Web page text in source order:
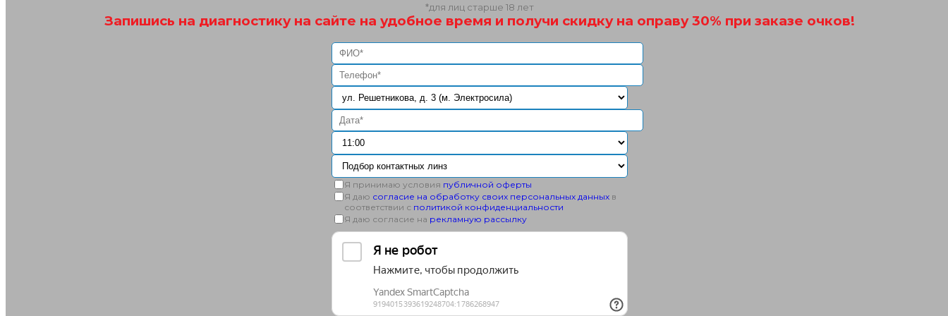
*для лиц старше 18 лет
Запишись на диагностику на сайте на удобное время и получи скидку на оправу 30% при заказе очков!
Я принимаю условия публичной оферты
Я даю согласие на обработку своих персональных данных в
соответствии с политикой конфиденциальности
Я даю согласие на рекламную рассылку